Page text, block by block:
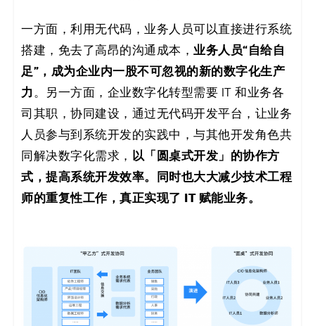
一方面，利用无代码，业务人员可以直接进行系统
搭建，免去了高昂的沟通成本， 业务人员“自给自
足”，成为企业内一股不可忽视的新的数字化生产
力。另一方面，企业数字化转型需要 IT 和业务各
司其职，协同建设，通过无代码开发平台，让业务
人员参与到系统开发的实践中，与其他开发角色共
同解决数字化需求， 以「圆桌式开发」的协作方
式，提高系统开发效率。同时也大大减少技术工程
师的重复性工作，真正实现了 IT 赋能业务。